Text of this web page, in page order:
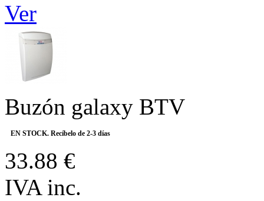
Ver
Buzón galaxy BTV
EN STOCK. Recíbelo de 2-3 días
33.88 €
IVA inc.